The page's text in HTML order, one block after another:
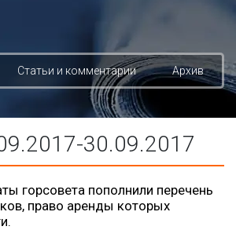
Статьи и комментарии Архив
30.09.2017
горсовета пополнили перечень
право аренды которых